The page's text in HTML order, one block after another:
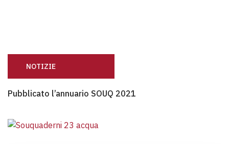
NOTIZIE
Pubblicato l’annuario SOUQ 2021